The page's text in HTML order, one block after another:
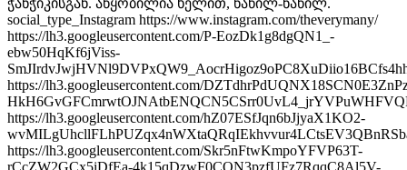
social_type_Instagram https://www.instagram.com/theverymany/
https://lh3.googleusercontent.com/P-EozDk1g8dgQN1_-
ebw50HqKf6jViss-
https://lh3.googleusercontent.com/
https://lh3.googleusercontent.com/hZ07ESfJqn6bJjyaX1KO2-
https://lh3.googleusercontent.com/Skr5nFtwKmpoYFVP63T-
rCcZW2GCx5iDfEa-4k15qDzwF0CON3pzfUFz7RqqC8Al5V-